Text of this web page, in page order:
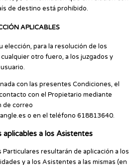
de destino está prohibido.
APLICABLES
elección, para la resolución de los
otro fuero, a los juzgados y
con las presentes Condiciones, el
con el Propietario mediante
de correo
o en el teléfono 618813640.
aplicables a los Asistentes
resultarán de aplicación a los
y a los Asistentes a las mismas (en